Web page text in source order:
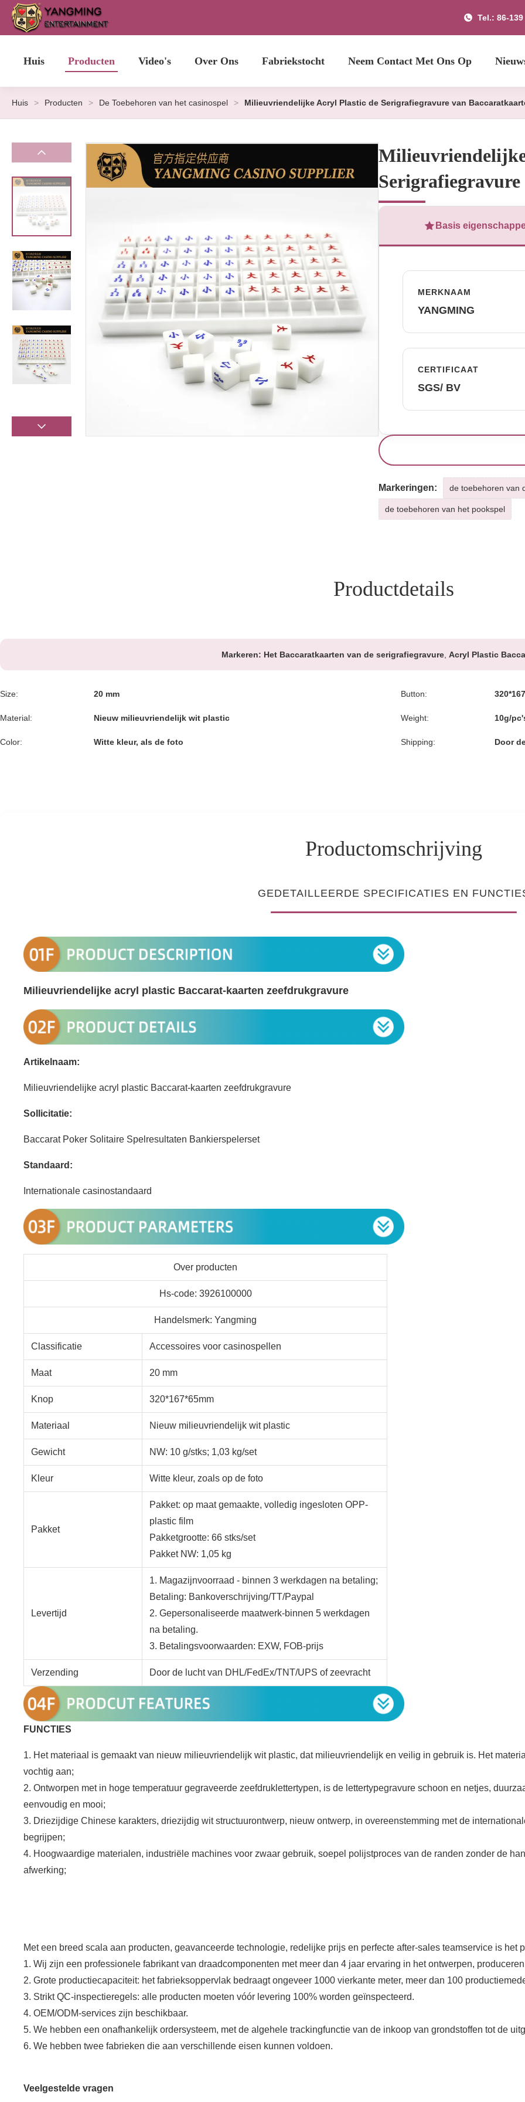
Tel.: 86-
Huis Producten Video's Over Ons Fabriekstocht Neem Contact Met Ons Op
Huis > Producten > De Toebehoren van het casinospel > Milieuvriendelijke Acryl Plastic de Serigrafiegravure van
Basis
MERKNAAM
YANGMING
CERTIFICAAT
SGS/ BV
Markeringen: de toebehoren van
de toebehoren van het pookspel
Productdetails
Markeren: Het Baccaratkaarten van de serigrafiegravure Acryl Plastic
Size: 20 mm Button:
Material: Nieuw milieuvriendelijk wit plastic Weight: 10g/
Color: Witte kleur, als de foto Shipping: Door
Productomschrijving
GEDETAILLEERDE SPECIFICATIES EN
Milieuvriendelijke acryl plastic Baccarat-kaarten zeefdrukgravure
Artikelnaam:
Milieuvriendelijke acryl plastic Baccarat-kaarten zeefdrukgravure
Sollicitatie:
Baccarat Poker Solitaire Spelresultaten Bankierspelerset
Standaard:
Internationale casinostandaard
Over producten
Hs-code: 3926100000
Handelsmerk: Yangming
Classificatie Accessoires voor casinospellen
Maat 20 mm
Knop 320*167*65mm
Materiaal Nieuw milieuvriendelijk wit plastic
Gewicht NW: 10 g/stks; 1,03 kg/set
Kleur Witte kleur, zoals op de foto
Pakket
Pakket: op maat gemaakte, volledig ingesloten OPP-
plastic film
Pakketgrootte: 66 stks/set
Pakket NW: 1,05 kg
Levertijd
1. Magazijnvoorraad - binnen 3 werkdagen na betaling;
Betaling: Bankoverschrijving/TT/Paypal
2. Gepersonaliseerde maatwerk-binnen 5 werkdagen
na betaling.
3. Betalingsvoorwaarden: EXW, FOB-prijs
Verzending Door de lucht van DHL/FedEx/TNT/UPS of zeevracht
FUNCTIES
1. Het materiaal is gemaakt van nieuw milieuvriendelijk wit plastic, dat milieuvriendelijk en veilig in gebruik is. Het
vochtig aan;
2. Ontworpen met in hoge temperatuur gegraveerde zeefdruklettertypen, is de lettertypegravure schoon en netjes,
eenvoudig en mooi;
3. Driezijdige Chinese karakters, driezijdig wit structuurontwerp, nieuw ontwerp, in overeenstemming met de
begrijpen;
4. Hoogwaardige materialen, industriële machines voor zwaar gebruik, soepel polijstproces van de randen zonder de
afwerking;
Met een breed scala aan producten, geavanceerde technologie, redelijke prijs en perfecte after-sales teamservice is het
1. Wij zijn een professionele fabrikant van draadcomponenten met meer dan 4 jaar ervaring in het ontwerpen,
2. Grote productiecapaciteit: het fabrieksoppervlak bedraagt ​​ongeveer 1000 vierkante meter, meer dan 100
3. Strikt QC-inspectieregels: alle producten moeten vóór levering 100% worden geïnspecteerd.
4. OEM/ODM-services zijn beschikbaar.
5. We hebben een onafhankelijk ordersysteem, met de algehele trackingfunctie van de inkoop van grondstoffen tot de
6. We hebben twee fabrieken die aan verschillende eisen kunnen voldoen.
Veelgestelde vragen